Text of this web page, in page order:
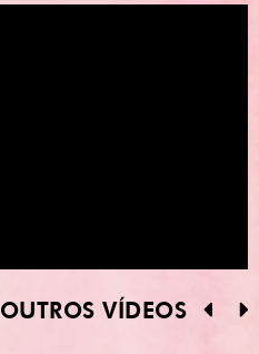
OUTROS VÍDEOS